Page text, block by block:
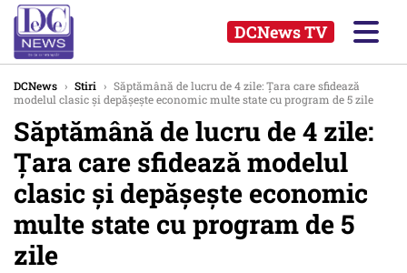
DCNews TV
DCNews › Stiri › Săptămână de lucru de 4 zile: Țara care sfidează
modelul clasic și depășește economic multe state cu program de 5 zile
Săptămână de lucru de 4 zile:
Țara care sfidează modelul
clasic și depășește economic
multe state cu program de 5
zile